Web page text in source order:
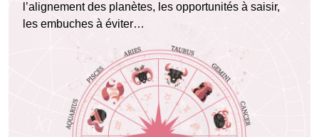
l’alignement des planètes, les opportunités à saisir,
les embuches à éviter…